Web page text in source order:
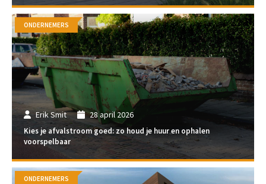
Erik Smit 28 april 2026
Kies je afvalstroom goed: zo houd je huur en ophalen
voorspelbaar
ONDERNEMERS
ONDERNEMERS